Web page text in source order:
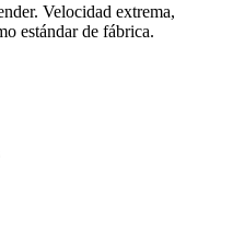
Velocidad extrema,
estándar de fábrica.